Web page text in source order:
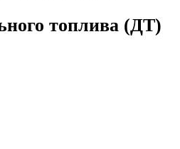
топлива (ДТ)